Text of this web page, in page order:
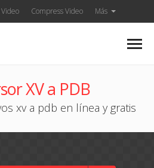
Compress Video Más
XV a PDB
xv a pdb en línea y gratis